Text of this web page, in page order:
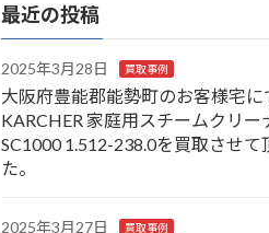
最近の投稿
2025年3月28日 買取事例
大阪府豊能郡能勢町のお客様宅に
KARCHER 家庭用スチームクリー
SC1000 1.512-238.0を買取させて
た。
2025年3月27日 買取事例